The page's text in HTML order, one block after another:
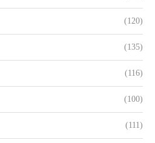
(120)
(135)
(116)
(100)
(111)